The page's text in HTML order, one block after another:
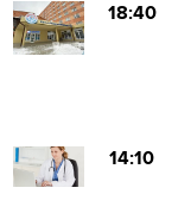
18:40
14:10